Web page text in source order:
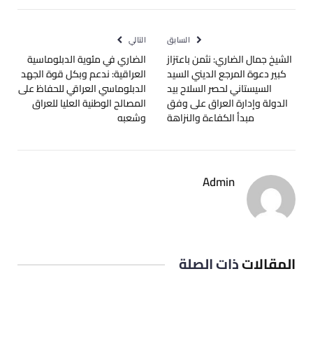
السابق
الشيخ جمال الضاري: نثمن باعتزاز
كبير دعوة المرجع الديني السيد
السيستاني لحصر السلاح بيد
الدولة وإدارة العراق على وفق
مبدأ الكفاءة والنزاهة
التالي
الضاري في مئوية الدبلوماسية
العراقية: ندعم وبكل قوة الجهد
الدبلوماسي العراقي للحفاظ على
المصالح الوطنية العليا للعراق
وشعبه
Admin
المقالاتذات الصلة